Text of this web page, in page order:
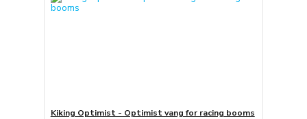
Kiking Optimist - Optimist vang for racing booms